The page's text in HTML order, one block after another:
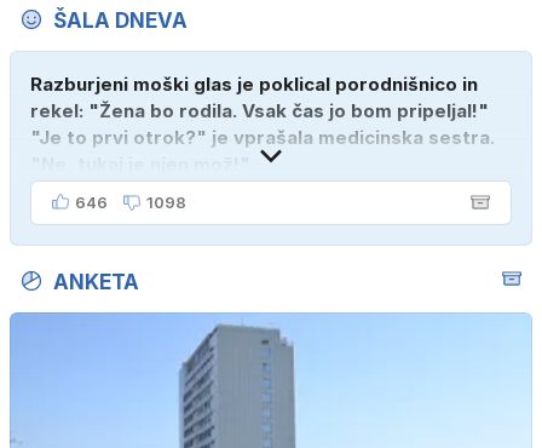
ŠALA DNEVA
Razburjeni moški glas je poklical porodnišnico in
rekel: "Žena bo rodila. Vsak čas jo bom pripeljal!"
"Je to prvi otrok?" je vprašala medicinska sestra.
646 1098
ANKETA